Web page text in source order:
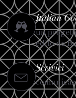
Italian
un
edito da
Scrivici